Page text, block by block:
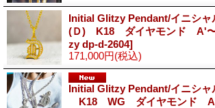
Initial Glitzy Pendant/イニシャ
(Ｄ) K18 ダイヤモンド A'
zy dp-d-2604]
171,000円(税込)
Initial Glitzy Pendant/イニシャ
K18 WG ダイヤモンド